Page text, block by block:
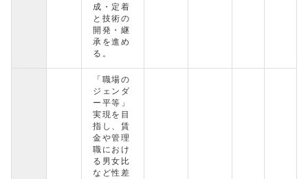
成・定着
と技術の
開発・継
承を進め
る。
「職場の
ジェンダ
ー平等」
実現を目
指し、賃
金や管理
職におけ
る男女比
など性差